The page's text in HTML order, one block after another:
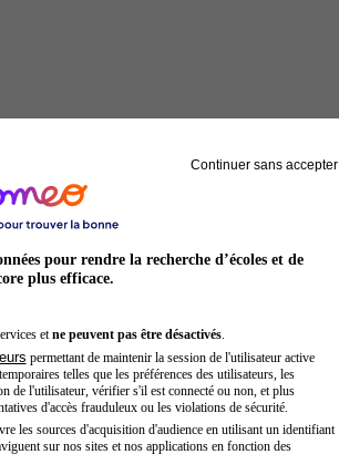
Continuer sans accepter
pour rendre la recherche d’écoles et de
plus efficace.
et ne peuvent pas être désactivés.
permettant de maintenir la session de l'utilisateur active
telles que les préférences des utilisateurs, les
de l'utilisateur, vérifier s'il est connecté ou non, et plus
d'accès frauduleux ou les violations de sécurité.
les sources d'acquisition d'audience en utilisant un identifiant
sur nos sites et nos applications en fonction des